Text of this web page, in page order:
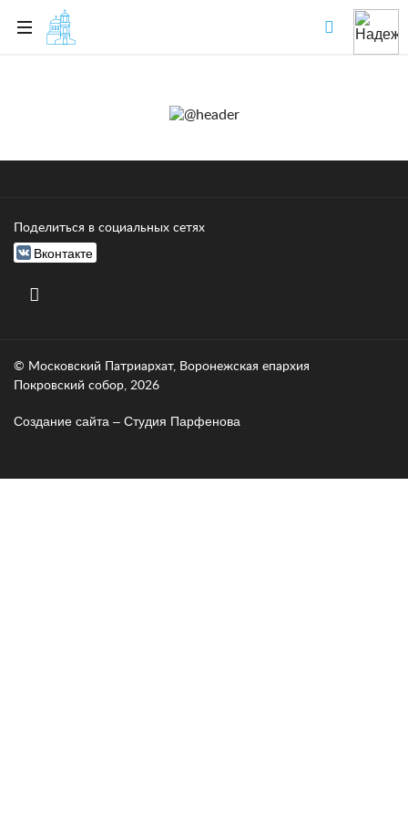
Поделиться в социальных сетях
Вконтакте
© Московский Патриархат, Воронежcкая епархия
Покровский собор, 2026
Создание сайта – Cтудия Парфенова